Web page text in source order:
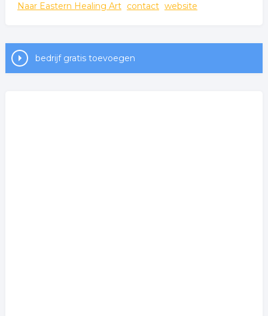
Naar Eastern Healing Art contact website
bedrijf gratis toevoegen